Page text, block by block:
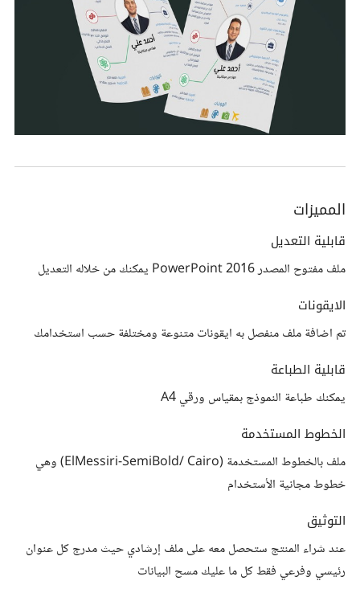
المميزات
قابلية التعديل
ملف مفتوح المصدر PowerPoint 2016 يمكنك من خلاله التعديل
الايقونات
تم اضافة ملف منفصل به ايقونات متنوعة ومختلفة حسب استخدامك
قابلية الطباعة
يمكنك طباعة النموذج بمقياس ورقي A4
الخطوط المستخدمة
ملف بالخطوط المستخدمة (ElMessiri-SemiBold/ Cairo) وهي
خطوط مجانية الأستخدام
التوثيق
عند شراء المنتج ستحصل معه على ملف إرشادي حيث مدرج كل عنوان
رئيسي وفرعي فقط كل ما عليك مسح البيانات